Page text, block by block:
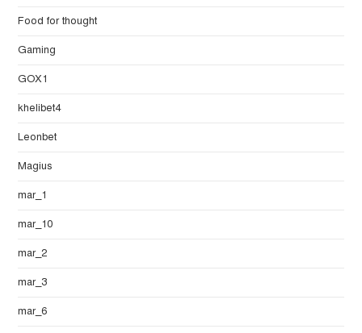
Food for thought
Gaming
GOX1
khelibet4
Leonbet
Magius
mar_1
mar_10
mar_2
mar_3
mar_6